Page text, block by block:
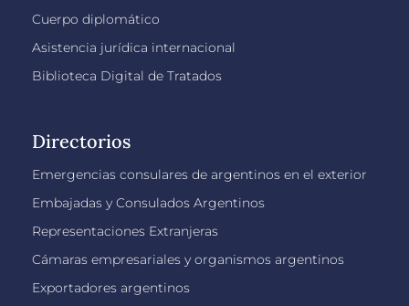
Cuerpo diplomático
Asistencia jurídica internacional
Biblioteca Digital de Tratados
Directorios
Emergencias consulares de argentinos en el exterior
Embajadas y Consulados Argentinos
Representaciones Extranjeras
Cámaras empresariales y organismos argentinos
Exportadores argentinos